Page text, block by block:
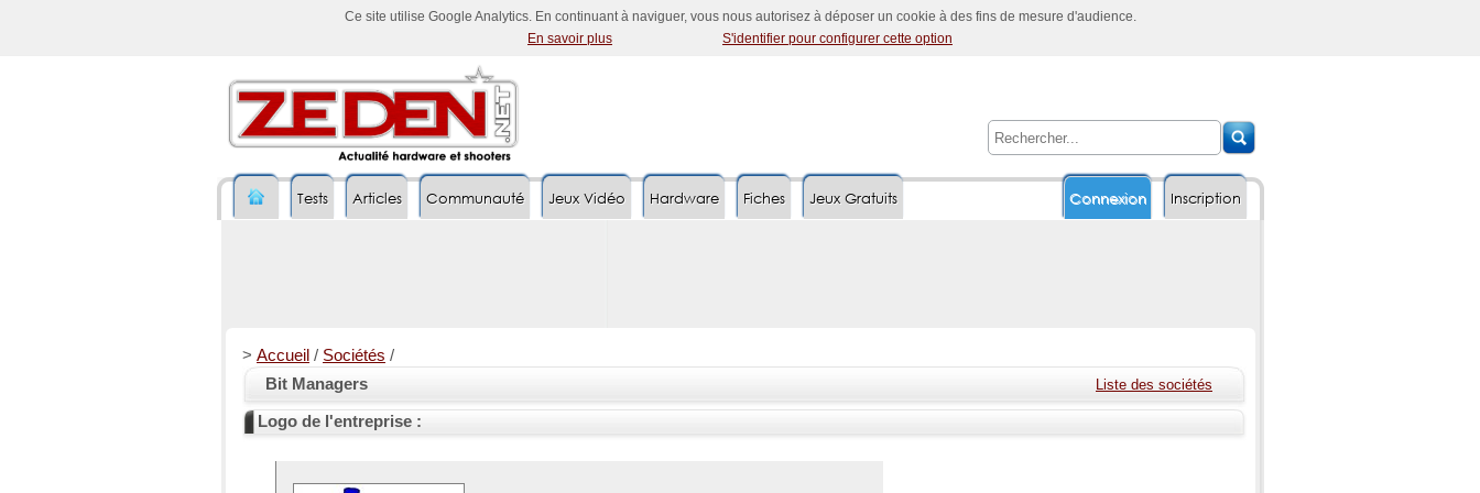
Ce site utilise Google Analytics. En continuant à naviguer, vous nous autorisez à déposer un cookie à des fins de mesure d'audience.
En savoir plus
S'identifier pour configurer cette option
Inscription
Tests Articles Communauté Jeux Vidéo Hardware Fiches Connexion
Jeux Gratuits
> Accueil / Sociétés /
Liste des sociétés
Bit Managers
Logo de l'entreprise :